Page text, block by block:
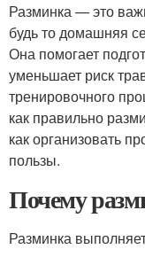
Разминка — это
будь то домашняя
Она помогает
уменьшает риск
тренировочного
как правильно
как организовать
пользы.
Почему
Разминка